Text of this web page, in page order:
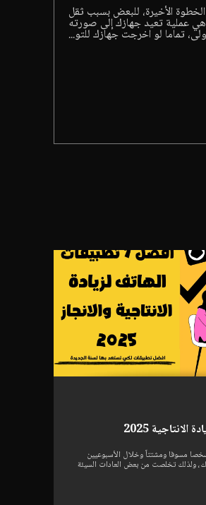
الأخيرة، للبعض بسبب ثقل
عملية تعيد جهازك إلى صورته
تماما لو اخرجت جهازك للتو...
مسوفا ومشتتاً وخلال الأسبوعيين
ولذلك تخلصت من بعض العادات السيئة